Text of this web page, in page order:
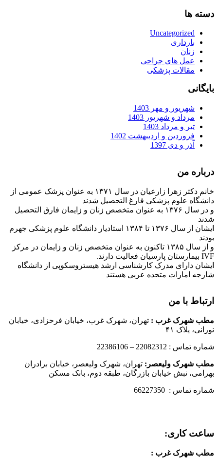
دسته ها
Uncategorized
بارداری
زنان
عمل های جراحی
مقالات پزشکی
بایگانی
شهریور و مهر 1403
مرداد و شهریور 1403
تیر و مرداد 1403
فروردین و اردیبهشت 1402
آذر و دی 1397
درباره من
خانم دکتر زهرا زارعیان در سال ۱۳۷۱ به عنوان پزشک عمومی از
دانشگاه علوم پزشکی فارغ التحصیل شدند
و در سال ۱۳۷۶ به عنوان متخصص زنان و زایمان فارق التحصیل
شدند
ایشان از سال ۱۳۷۶ تا ۱۳۸۴ استادیار دانشگاه علوم پزشکی جهرم
بودند
و از سال ۱۳۸۵ تاکنون به عنوان متخصص زنان و زایمان در مرکز
IVF بیمارستان پارسیان فعالیت دارند.
ایشان دارای مدرک کارشناسی ارشد هیستروسکوپی از دانشگاه
شارجه امارات متحده عربی هستند
ارتباط با من
مطب شهرک غرب : تهران، شهرک غرب، خیابان فرحزادی، خیابان
نورانی، پلاک ۴۱
شماره تماس : 22082312 – 22386106
مطب شهرک ولیعصر: تهران، شهرک ولیعصر، خیابان برادران
بهرامی، نبش خیابان بازرگان، طبقه دوم، بانک مسکن
شماره تماس : 66227350
ساعت کاری:
مطب شهرک غرب :